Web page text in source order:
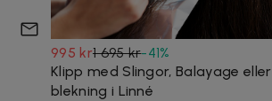
995 kr1 695 kr-41%
Klipp med Slingor, Balayage eller
blekning i Linné